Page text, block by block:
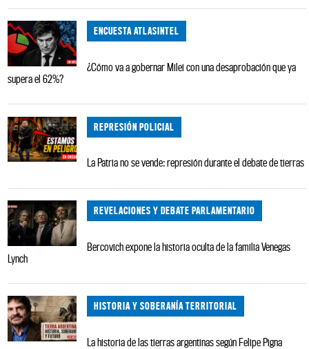
ENCUESTA ATLASINTEL
¿Cómo va a gobernar Milei con una desaprobación que ya
supera el 62%?
REPRESIÓN POLICIAL
La Patria no se vende: represión durante el debate de tierras
REVELACIONES Y DEBATE PARLAMENTARIO
Bercovich expone la historia oculta de la familia Venegas
Lynch
HISTORIA Y SOBERANÍA TERRITORIAL
La historia de las tierras argentinas según Felipe Pigna